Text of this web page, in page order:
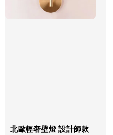
北歐輕奢壁燈 設計師款